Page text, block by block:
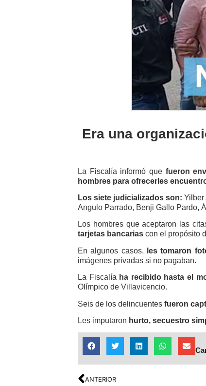
Era una
La Fiscalía informó que fueron
hombres para ofrecerles
Los siete judicializados son: Yilber
Angulo Parrado, Benji Gallo Pardo,
Los hombres que aceptaron las
tarjetas bancarias con el propósito
En algunos casos, les tomaron
imágenes privadas si no pagaban.
La Fiscalía ha recibido hasta el
Olímpico de Villavicencio.
Seis de los delincuentes fueron
Les imputaron hurto, secuestro
ANTERIOR